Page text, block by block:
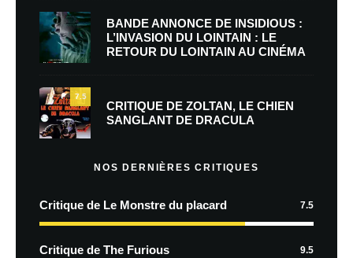
BANDE ANNONCE DE INSIDIOUS :
L’INVASION DU LOINTAIN : LE
RETOUR DU LOINTAIN AU CINÉMA
7.5
CRITIQUE DE ZOLTAN, LE CHIEN
SANGLANT DE DRACULA
NOS DERNIÈRES CRITIQUES
Critique de Le Monstre du placard 7.5
Critique de The Furious 9.5